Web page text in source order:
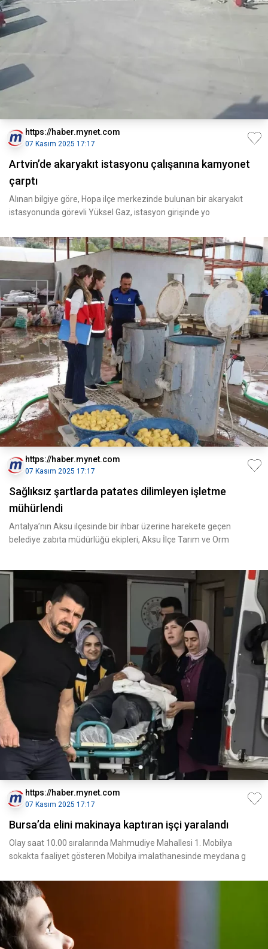
https://haber.mynet.com
07 Kasım 2025 17:17
Artvin’de akaryakıt istasyonu çalışanına kamyonet
çarptı
Alınan bilgiye göre, Hopa ilçe merkezinde bulunan bir akaryakıt
istasyonunda görevli Yüksel Gaz, istasyon girişinde yo
https://haber.mynet.com
07 Kasım 2025 17:17
Sağlıksız şartlarda patates dilimleyen işletme
mühürlendi
Antalya’nın Aksu ilçesinde bir ihbar üzerine harekete geçen
belediye zabıta müdürlüğü ekipleri, Aksu İlçe Tarım ve Orm
https://haber.mynet.com
07 Kasım 2025 17:17
Bursa’da elini makinaya kaptıran işçi yaralandı
Olay saat 10.00 sıralarında Mahmudiye Mahallesi 1. Mobilya
sokakta faaliyet gösteren Mobilya imalathanesinde meydana g